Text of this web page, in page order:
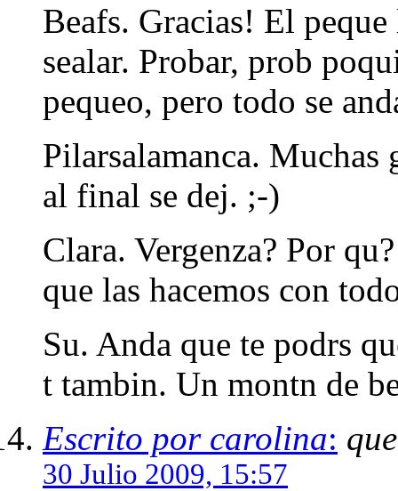
Beafs. Gracias! El
sealar. Probar, prob
pequeo, pero todo se
Pilarsalamanca.
al final se dej. ;-)
Clara. Vergenza? Por
que las hacemos con
Su. Anda que te podrs
t tambin. Un montn de
Escrito por carolina:
30 Julio 2009, 15:57